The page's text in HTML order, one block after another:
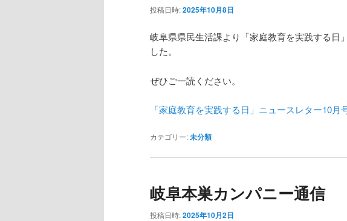
投稿日時:2025年10月8日
岐阜県県民生活課より「家庭教育を実践する日
した。
ぜひご一読ください。
「家庭教育を実践する日」ニュースレター10月
カテゴリー:未分類
岐阜本巣カンパニー通信
投稿日時:2025年10月2日